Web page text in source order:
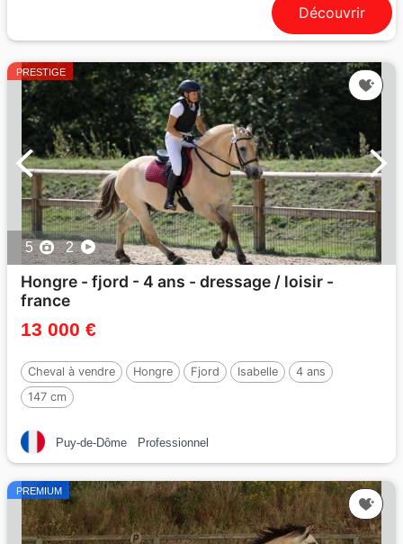
Découvrir
PRESTIGE
5 2
Hongre - fjord - 4 ans - dressage / loisir -
france
13 000 €
Cheval à vendre Hongre Fjord Isabelle
4 ans
147 cm
Puy-de-Dôme Professionnel
PREMIUM